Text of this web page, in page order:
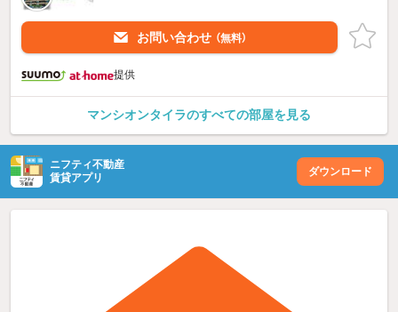
お問い合わせ （無料）
提供
マンシオンタイラのすべての部屋を見る
ニフティ不動産
賃貸アプリ
ダウンロード